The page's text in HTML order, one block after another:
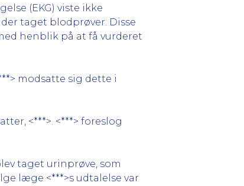
(EKG) viste ikke
taget blodprøver. Disse
henblik på at få vurderet
modsatte sig dette i
<***>. <***> foreslog
taget urinprøve, som
læge <***>s udtalelse var